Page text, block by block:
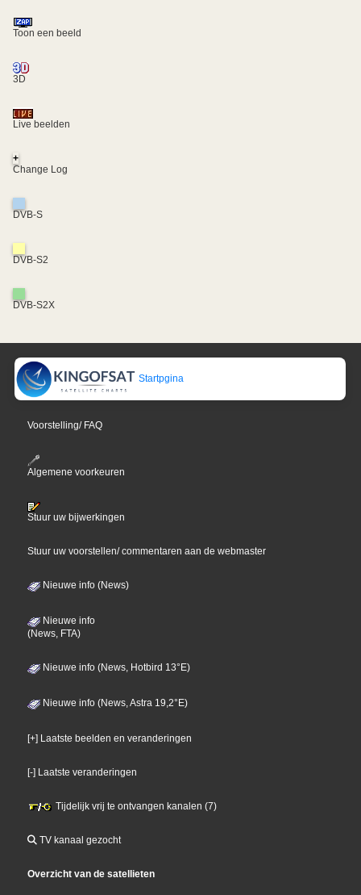
Toon een beeld
3D
Live beelden
+
Change Log
DVB-S
DVB-S2
DVB-S2X
Startpgina
Voorstelling/ FAQ
Algemene voorkeuren
Stuur uw bijwerkingen
Stuur uw voorstellen/ commentaren aan de webmaster
Nieuwe info (News)
Nieuwe info
(News, FTA)
Nieuwe info (News, Hotbird 13°E)
Nieuwe info (News, Astra 19,2°E)
[+] Laatste beelden en veranderingen
[-] Laatste veranderingen
Tijdelijk vrij te ontvangen kanalen (7)
TV kanaal gezocht
Overzicht van de satellieten